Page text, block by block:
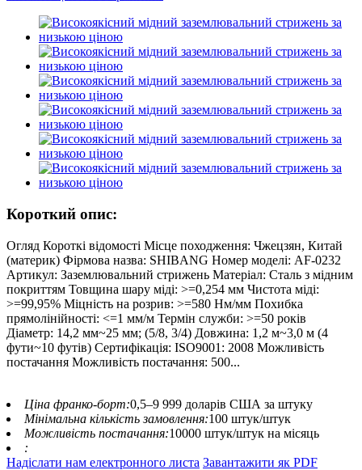
Короткий опис:
Огляд Короткі відомості Місце походження: Чжецзян, Китай
(материк) Фірмова назва: SHIBANG Номер моделі: AF-0232
Артикул: Заземлювальний стрижень Матеріал: Сталь з мідним
покриттям Товщина шару міді: >=0,254 мм Чистота міді:
>=99,95% Міцність на розрив: >=580 Нм/мм Похибка
прямолінійності: <=1 мм/м Термін служби: >=50 років
Діаметр: 14,2 мм~25 мм; (5/8, 3/4) Довжина: 1,2 м~3,0 м (4
фути~10 футів) Сертифікація: ISO9001: 2008 Можливість
постачання Можливість постачання: 500...
Ціна франко-борт:0,5–9 999 доларів США за штуку
Мінімальна кількість замовлення:100 штук/штук
Можливість постачання:10000 штук/штук на місяць
:
Надіслати нам електронного листа Завантажити як PDF